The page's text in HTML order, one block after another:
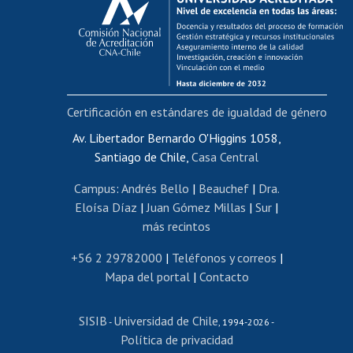
Postulación al AUCAI
Funcionarias/os
Cursos internos de capacitación
Bienestar del personal
Portal de movilidad interna
Certificado de renta
Certificado de renta honorarios
Editar páginas blancas
Extranjeras/os
Revalidación y reconocimiento de títulos
Postulación al Programa de Movilidad Estudiantil
Cursos de español
Av. Libertador Bernardo O'Higgins 1058,
Santiago de Chile, Casa Central
Campus: Andrés Bello | Beauchef| Dra.
Eloísa Díaz |Juan Gómez Millas | Sur |
más recintos
+56 2 29782000 | Teléfonos y correos |
Mapa del portal| Contacto
SISIB - Universidad de Chile, 1994-2026 -
Política de privacidad
Certificación en estándares de igualdad de género